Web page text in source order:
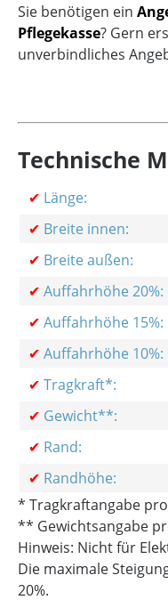
Sie benötigen ein
Pflegekasse? Gern
unverbindliches
Technische
✔ Länge:
✔ Breite innen:
✔ Breite außen:
✔ Auffahrhöhe 20%:
✔ Auffahrhöhe 15%:
✔ Auffahrhöhe 10%:
✔ Tragkraft*:
✔ Gewicht**:
✔ Rand:
✔ Randhöhe:
* Tragkraftangabe
** Gewichtsangabe
Hinweis: Nicht für
Die maximale
20%.